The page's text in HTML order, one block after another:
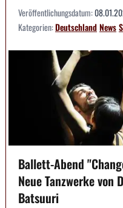
Veröffentlichungsdatum:
Kategorien:DeutschlandNews
Ballett-Abend
Neue Tanzwerke von
Batsuuri